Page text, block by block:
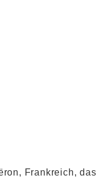
Frankreich, das